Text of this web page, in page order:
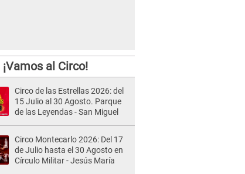
¡Vamos al Circo!
Circo de las Estrellas 2026: del
15 Julio al 30 Agosto. Parque
de las Leyendas - San Miguel
Circo Montecarlo 2026: Del 17
de Julio hasta el 30 Agosto en
Círculo Militar - Jesús María